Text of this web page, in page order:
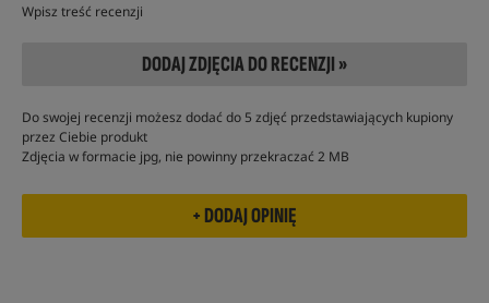
Wpisz treść recenzji
DODAJ ZDJĘCIA DO RECENZJI »
Do swojej recenzji możesz dodać do 5 zdjęć przedstawiających kupiony
przez Ciebie produkt
Zdjęcia w formacie jpg, nie powinny przekraczać 2 MB